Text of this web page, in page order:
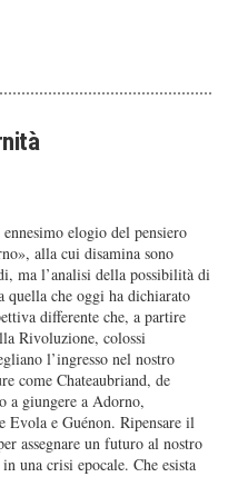
elogio del pensiero
alla cui disamina sono
ma l’analisi della possibilità di
quella che oggi ha dichiarato
differente che, a partire
Rivoluzione, colossi
l’ingresso nel nostro
come Chateaubriand, de
a giungere a Adorno,
Evola e Guénon. Ripensare il
assegnare un futuro al nostro
una crisi epocale. Che esista